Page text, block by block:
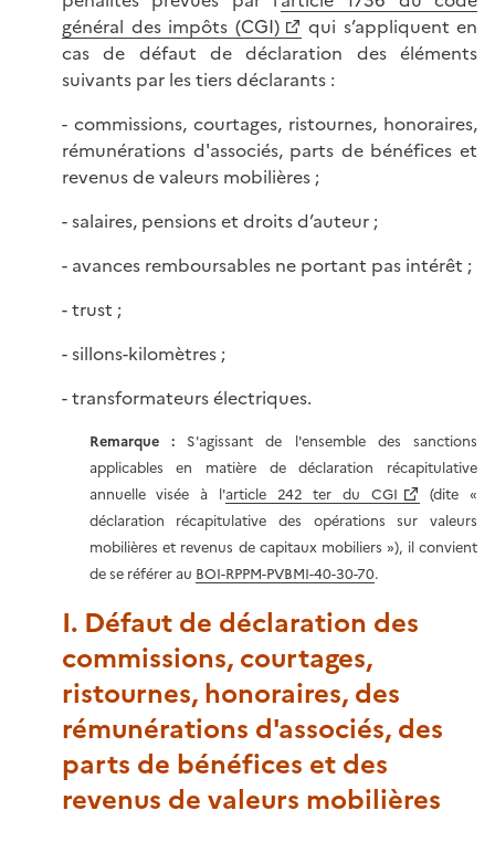
général des impôts (CGI)
qui s’appliquent en
cas de défaut de déclaration des éléments
suivants par les tiers déclarants :
- commissions, courtages, ristournes, honoraires,
rémunérations d'associés, parts de bénéfices et
revenus de valeurs mobilières ;
- salaires, pensions et droits d’auteur ;
- avances remboursables ne portant pas intérêt ;
- trust ;
- sillons-kilomètres ;
- transformateurs électriques.
Remarque : S'agissant de l'ensemble des sanctions
applicables en matière de déclaration récapitulative
annuelle visée à l'article 242 ter du CGI
(dite «
déclaration récapitulative des opérations sur valeurs
mobilières et revenus de capitaux mobiliers »), il convient
de se référer au BOI-RPPM-PVBMI-40-30-70.
I. Défaut de déclaration des
commissions, courtages,
ristournes, honoraires, des
rémunérations d'associés, des
parts de bénéfices et des
revenus de valeurs mobilières